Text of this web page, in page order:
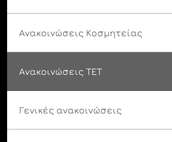
Ανακοινώσεις Κοσμητείας
Ανακοινώσεις ΤΕΤ
Γενικές ανακοινώσεις